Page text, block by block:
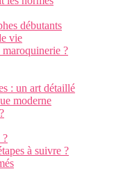
débutants
vie
?
: un art détaillé
moderne
?
à suivre ?